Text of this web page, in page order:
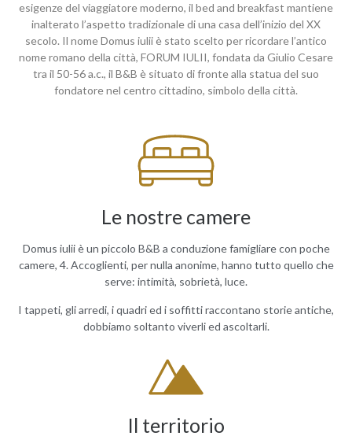
esigenze del viaggiatore moderno, il bed and breakfast mantiene
inalterato l’aspetto tradizionale di una casa dell’inizio del XX
secolo. Il nome Domus iulii è stato scelto per ricordare l’antico
nome romano della città, FORUM IULII, fondata da Giulio Cesare
tra il 50-56 a.c., il B&B è situato di fronte alla statua del suo
fondatore nel centro cittadino, simbolo della città.
Le nostre camere
Domus iulii è un piccolo B&B a conduzione famigliare con poche
camere, 4. Accoglienti, per nulla anonime, hanno tutto quello che
serve: intimità, sobrietà, luce.
I tappeti, gli arredi, i quadri ed i soffitti raccontano storie antiche,
dobbiamo soltanto viverli ed ascoltarli.
Il territorio